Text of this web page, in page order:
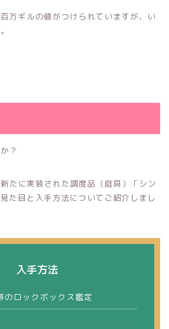
万ギルの値がつけられていますが、い
？
たに実装された調度品（庭具）「シン
た目と入手方法についてご紹介しまし
入手方法
のロックボックス鑑定